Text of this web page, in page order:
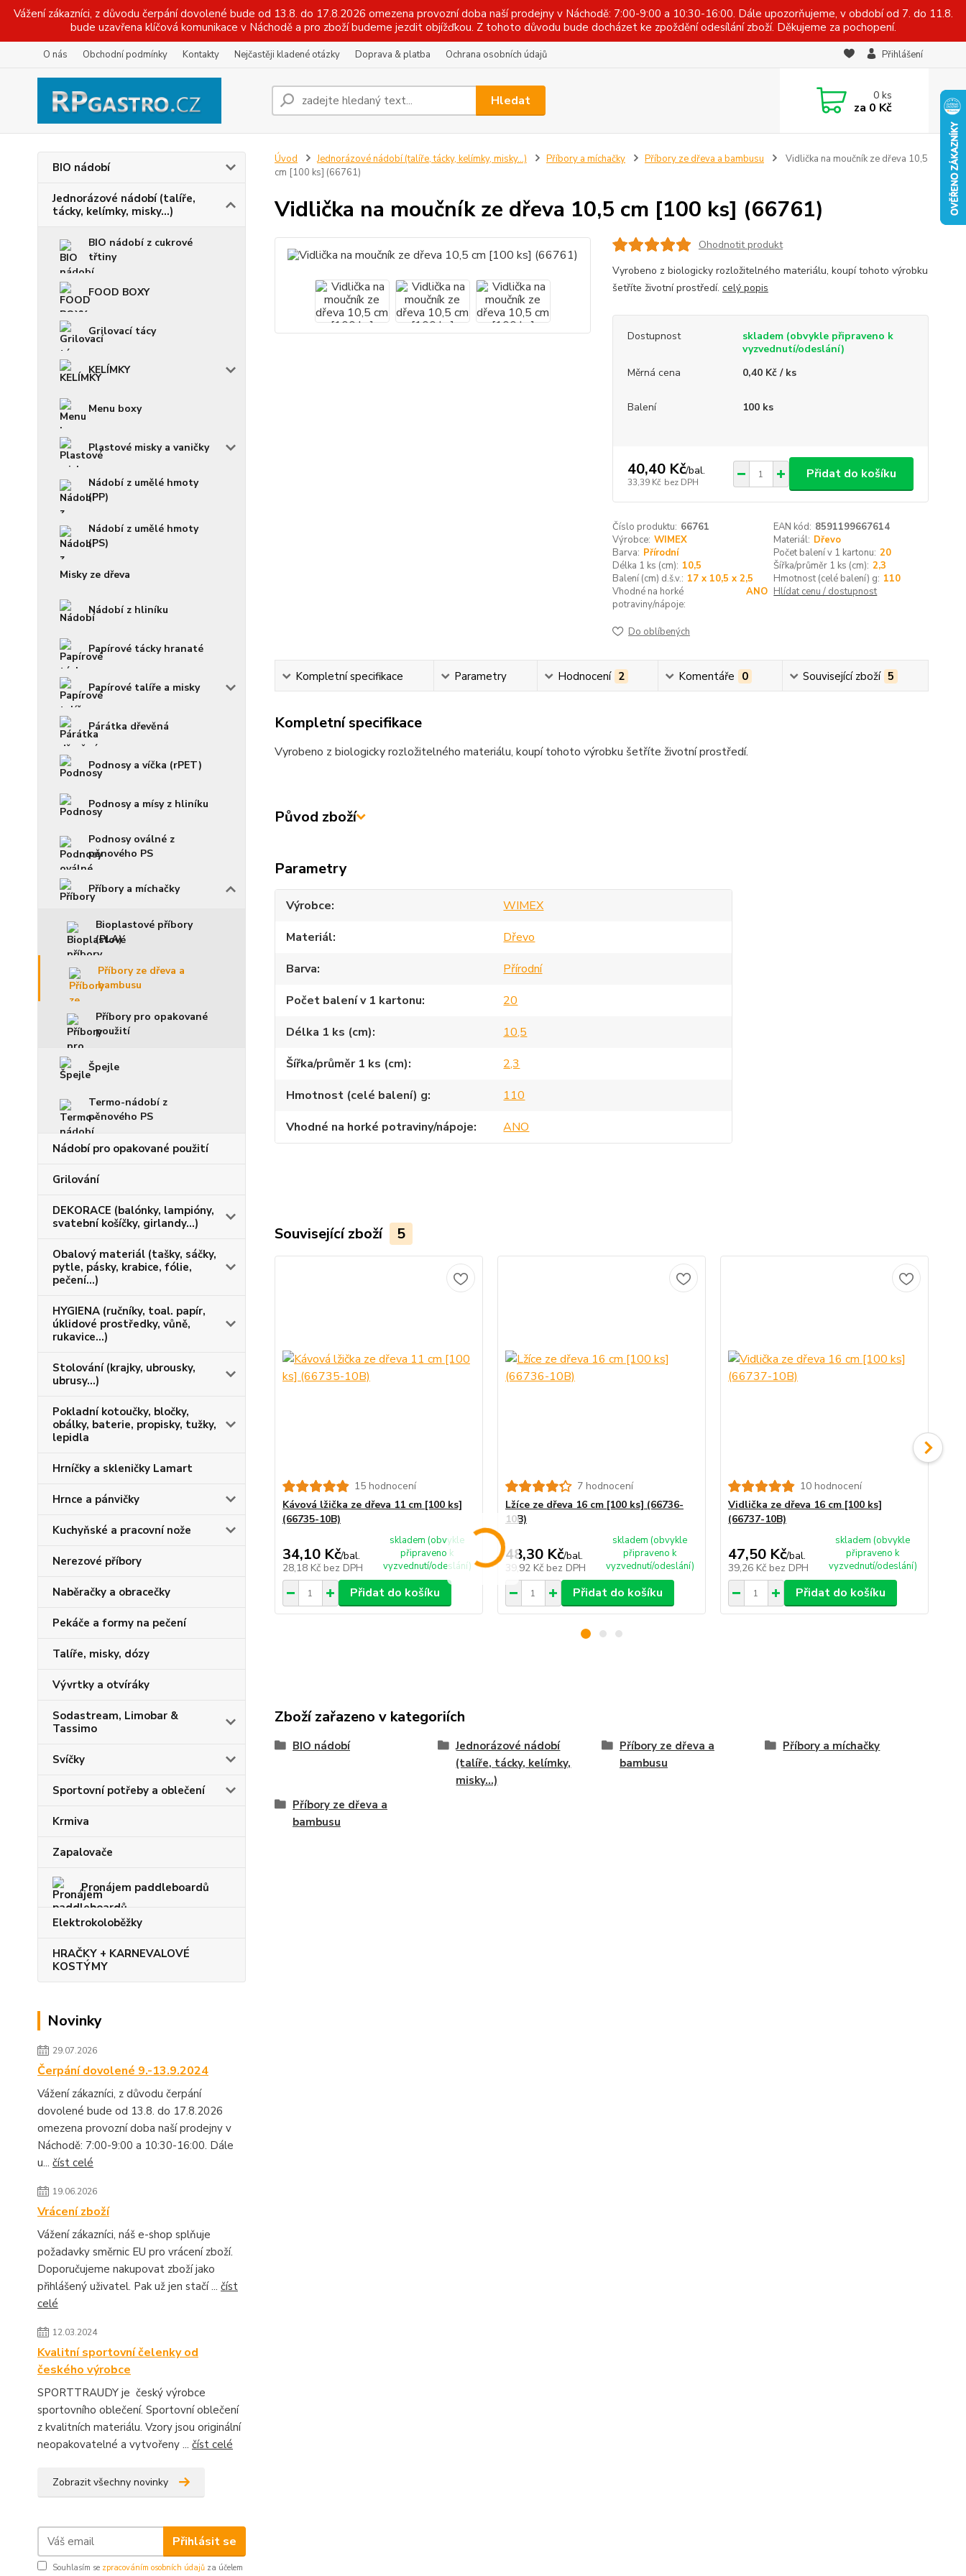
Vážení zákazníci, z důvodu čerpání dovolené bude od 13.8. do 17.8.2026 omezena provozní doba naší prodejny v Náchodě: 7:00-9:00 a 10:30-16:00. Dále upozorňujeme, v období od 7. do 11.8.
bude uzavřena klíčová komunikace v Náchodě a pro zboží budeme jezdit objížďkou. Z tohoto důvodu bude docházet ke zpoždění odesílání zboží. Děkujeme za pochopení.
O nás Obchodní podmínky Kontakty Nejčastěji kladené otázky Doprava & platba Ochrana osobních údajů Přihlášení
Hledat 0ks
za 0 Kč
BIO nádobí
Jednorázové nádobí (talíře,
tácky, kelímky, misky...)
BIO nádobí z cukrové
třtiny
FOOD BOXY
Grilovací tácy
KELÍMKY
Menu boxy
Plastové misky a vaničky
Nádobí z umělé hmoty
(PP)
Nádobí z umělé hmoty
(PS)
Misky ze dřeva
Nádobí z hliníku
Papírové tácky hranaté
Papírové talíře a misky
Párátka dřevěná
Podnosy a víčka (rPET)
Podnosy a mísy z hliníku
Podnosy oválné z
pěnového PS
Příbory a míchačky
Bioplastové příbory
(PLA)
Příbory ze dřeva a
bambusu
Příbory pro opakované
použití
Špejle
Termo-nádobí z
pěnového PS
Nádobí pro opakované použití
Grilování
DEKORACE (balónky, lampióny,
svatební košíčky, girlandy...)
Obalový materiál (tašky, sáčky,
pytle, pásky, krabice, fólie,
pečení...)
HYGIENA (ručníky, toal. papír,
úklidové prostředky, vůně,
rukavice...)
Stolování (krajky, ubrousky,
ubrusy...)
Pokladní kotoučky, bločky,
obálky, baterie, propisky, tužky,
lepidla
Hrníčky a skleničky Lamart
Hrnce a pánvičky
Kuchyňské a pracovní nože
Nerezové příbory
Naběračky a obracečky
Pekáče a formy na pečení
Talíře, misky, dózy
Vývrtky a otvíráky
Sodastream, Limobar &
Tassimo
Svíčky
Sportovní potřeby a oblečení
Krmiva
Zapalovače
Pronájem paddleboardů
Elektrokoloběžky
HRAČKY + KARNEVALOVÉ
KOSTÝMY
Novinky
29.07.2026
Čerpání dovolené 9.-13.9.2024
Vážení zákazníci, z důvodu čerpání
dovolené bude od 13.8. do 17.8.2026
omezena provozní doba naší prodejny v
Náchodě: 7:00-9:00 a 10:30-16:00. Dále
u... číst celé
19.06.2026
Vrácení zboží
Vážení zákazníci, náš e-shop splňuje
požadavky směrnic EU pro vrácení zboží.
Doporučujeme nakupovat zboží jako
přihlášený uživatel. Pak už jen stačí ... číst
celé
12.03.2024
Kvalitní sportovní čelenky od
českého výrobce
SPORTTRAUDY je český výrobce
sportovního oblečení. Sportovní oblečení
z kvalitních materiálu. Vzory jsou originální
neopakovatelné a vytvořeny ... číst celé
Zobrazit všechny novinky
Přihlásit se
Souhlasím se zpracováním osobních údajů za účelem
Úvod Jednorázové nádobí (talíře, tácky, kelímky, misky...) Příbory a míchačky Příbory ze dřeva a bambusu
Vidlička na moučník ze dřeva 10,5
cm [100 ks] (66761)
Vidlička na moučník ze dřeva 10,5 cm [100 ks] (66761)
Ohodnotit produkt
Vyrobeno z biologicky rozložitelného materiálu, koupí tohoto výrobku
šetříte životní prostředí. celý popis
Dostupnost
skladem (obvykle připraveno k
vyzvednutí/odeslání)
Měrná cena
0,40 Kč / ks
Balení 100 ks
40,40 Kč/bal.
33,39 Kč bez DPH
Přidat do košíku
Číslo produktu: 66761 EAN kód: 8591199667614
Výrobce: WIMEX Materiál: Dřevo
Barva: Přírodní Počet balení v 1 kartonu: 20
Délka 1 ks (cm): 10,5 Šířka/průměr 1 ks (cm): 2,3
Balení (cm) d.š.v.: 17 x 10,5 x 2,5 Hmotnost (celé balení) g: 110
Vhodné na horké
potraviny/nápoje:
ANO Hlídat cenu / dostupnost
Do oblíbených
Kompletní specifikace Parametry Hodnocení 2 Komentáře 0 Související zboží 5
Kompletní specifikace
Vyrobeno z biologicky rozložitelného materiálu, koupí tohoto výrobku šetříte životní prostředí.
Původ zboží
Parametry
Výrobce
WIMEX
Materiál
Dřevo
Barva
Přírodní
Počet balení v 1 kartonu
20
Délka 1 ks (cm)
10,5
Šířka/průměr 1 ks (cm)
2,3
Hmotnost (celé balení) g
110
Vhodné na horké potraviny/nápoje
ANO
Související zboží 5
15 hodnocení
Kávová lžička ze dřeva 11 cm [100 ks]
(66735-10B)
34,10 Kč/bal.
28,18 Kč bez DPH
skladem (obvykle
připraveno k
vyzvednutí/odeslání)
Přidat do košíku
7 hodnocení
Lžíce ze dřeva 16 cm [100 ks] (66736-
10B)
48,30 Kč/bal.
39,92 Kč bez DPH
skladem (obvykle
připraveno k
vyzvednutí/odeslání)
Přidat do košíku
10 hodnocení
Vidlička ze dřeva 16 cm [100 ks]
(66737-10B)
47,50 Kč/bal.
39,26 Kč bez DPH
skladem (obvykle
připraveno k
vyzvednutí/odeslání)
Přidat do košíku
Zboží zařazeno v kategoriích
BIO nádobí
Jednorázové nádobí
(talíře, tácky, kelímky,
misky...)
Příbory ze dřeva a
bambusu
Příbory a míchačky
Příbory ze dřeva a
bambusu